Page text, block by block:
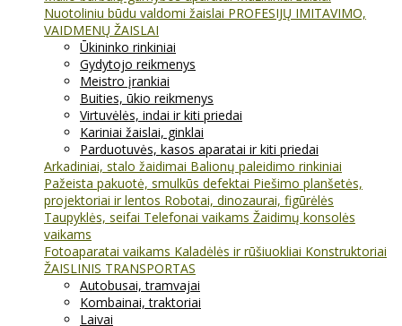
Nuotoliniu būdu valdomi žaislai PROFESIJŲ IMITAVIMO,
VAIDMENŲ ŽAISLAI
Ūkininko rinkiniai
Gydytojo reikmenys
Meistro įrankiai
Buities, ūkio reikmenys
Virtuvėlės, indai ir kiti priedai
Kariniai žaislai, ginklai
Parduotuvės, kasos aparatai ir kiti priedai
Arkadiniai, stalo žaidimai Balionų paleidimo rinkiniai
Pažeista pakuotė, smulkūs defektai Piešimo planšetės,
projektoriai ir lentos Robotai, dinozaurai, figūrėlės
Taupyklės, seifai Telefonai vaikams Žaidimų konsolės
vaikams
Fotoaparatai vaikams Kaladėlės ir rūšiuokliai Konstruktoriai
ŽAISLINIS TRANSPORTAS
Autobusai, tramvajai
Kombainai, traktoriai
Laivai